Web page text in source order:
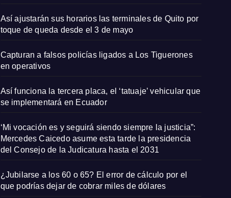
Así ajustarán sus horarios las terminales de Quito por
toque de queda desde el 3 de mayo
Capturan a falsos policías ligados a Los Tiguerones
en operativos
Así funciona la tercera placa, el ‘tatuaje’ vehicular que
se implementará en Ecuador
‘Mi vocación es y seguirá siendo siempre la justicia”:
Mercedes Caicedo asume esta tarde la presidencia
del Consejo de la Judicatura hasta el 2031
¿Jubilarse a los 60 o 65? El error de cálculo por el
que podrías dejar de cobrar miles de dólares